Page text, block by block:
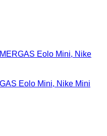
Eolo Mini, Nike Mini